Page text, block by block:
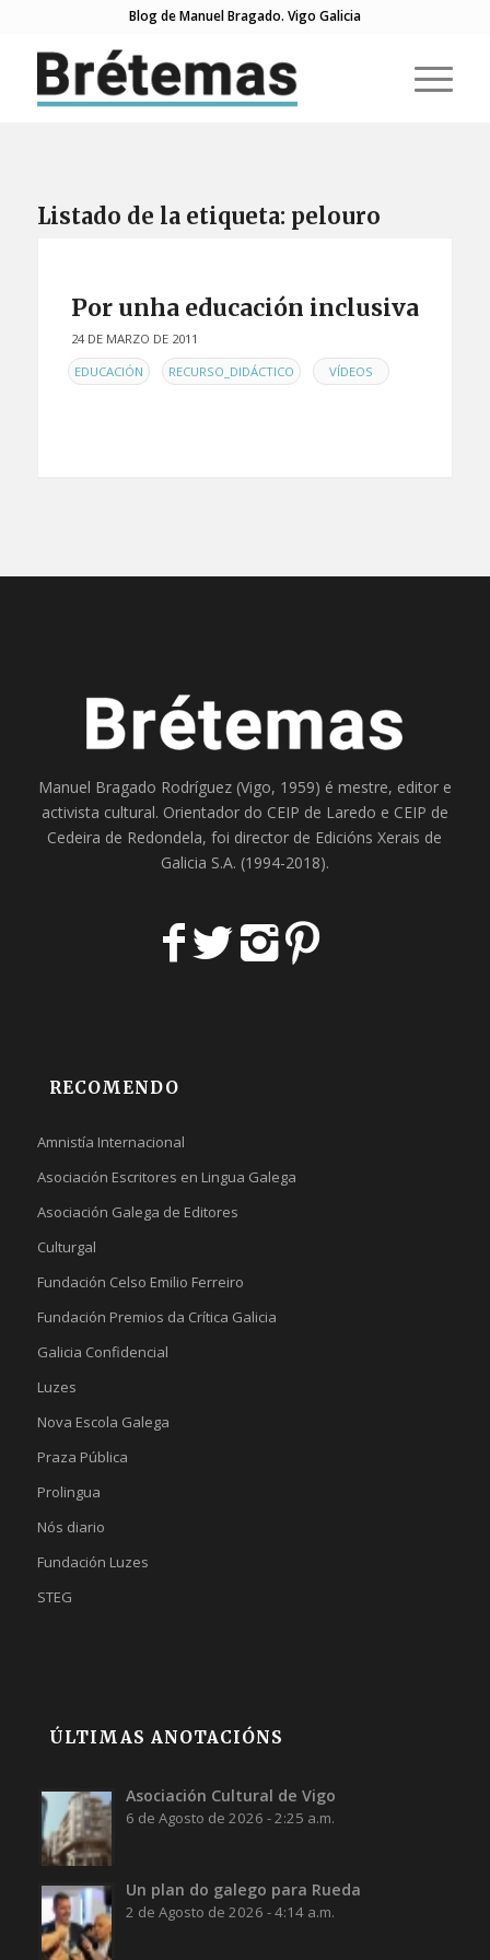
Blog de Manuel Bragado. Vigo Galicia
Listado de la etiqueta: pelouro
Por unha educación inclusiva
24 DE MARZO DE 2011
ENEDUCACIÓN , RECURSO_DIDÁCTICO , VÍDEOS
Manuel Bragado Rodríguez (Vigo, 1959) é mestre, editor e
activista cultural. Orientador do CEIP de Laredo e CEIP de
Cedeira de Redondela, foi director de Edicións Xerais de
Galicia S.A. (1994-2018).
RECOMENDO
Amnistía Internacional
Asociación Escritores en Lingua Galega
Asociación Galega de Editores
Culturgal
Fundación Celso Emilio Ferreiro
Fundación Premios da Crítica Galicia
Galicia Confidencial
Luzes
Nova Escola Galega
Praza Pública
Prolingua
Nós diario
Fundación Luzes
STEG
ÚLTIMAS ANOTACIÓNS
Asociación Cultural de Vigo
6 de Agosto de 2026 - 2:25 a.m.
Un plan do galego para Rueda
2 de Agosto de 2026 - 4:14 a.m.